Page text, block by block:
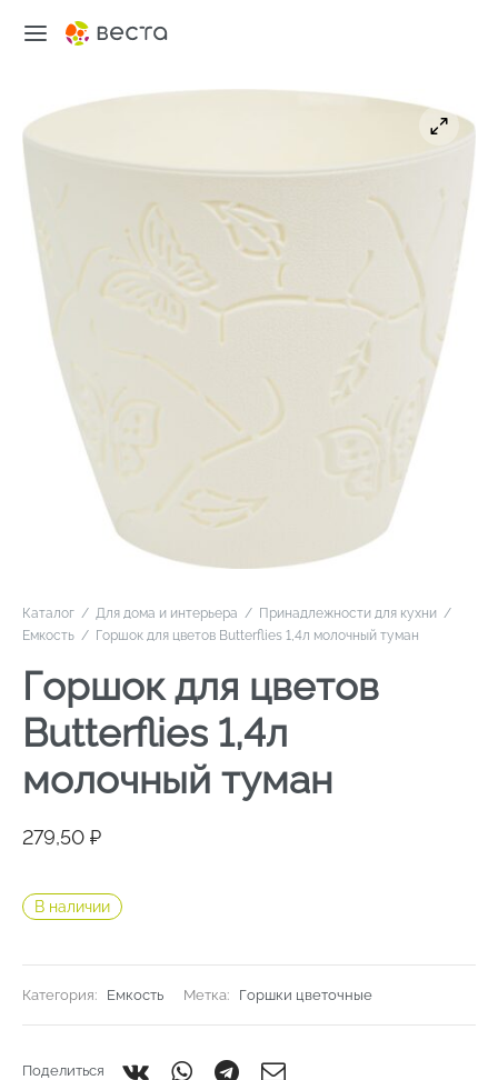
Каталог / Для дома и интерьера / Принадлежности для кухни /
Емкость / Горшок для цветов Butterflies 1,4л молочный туман
Горшок для цветов
Butterflies 1,4л
молочный туман
279,50 ₽
В наличии
Категория: Емкость Метка: Горшки цветочные
Поделиться